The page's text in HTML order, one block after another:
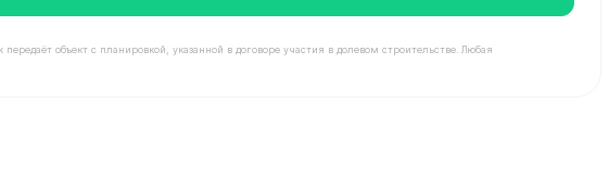
объект с планировкой, указанной в договоре участия в долевом строительстве. Любая